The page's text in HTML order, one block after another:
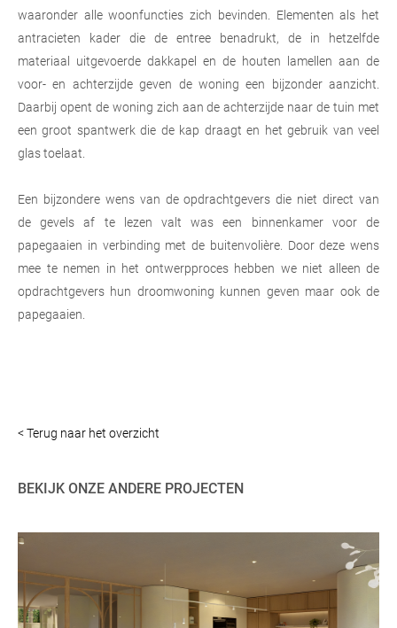
waaronder alle woonfuncties zich bevinden. Elementen als het
antracieten kader die de entree benadrukt, de in hetzelfde
materiaal uitgevoerde dakkapel en de houten lamellen aan de
voor- en achterzijde geven de woning een bijzonder aanzicht.
Daarbij opent de woning zich aan de achterzijde naar de tuin met
een groot spantwerk die de kap draagt en het gebruik van veel
glas toelaat.
Een bijzondere wens van de opdrachtgevers die niet direct van
degevels af te lezen valt was een binnenkamer voor de
papegaaien in verbinding met de buitenvolière. Door deze wens
mee te nemen in het ontwerpproces hebben we niet alleen de
opdrachtgevers hun droomwoning kunnen geven maar ook de
papegaaien.
< Terug naar het overzicht
BEKIJK ONZE ANDERE PROJECTEN